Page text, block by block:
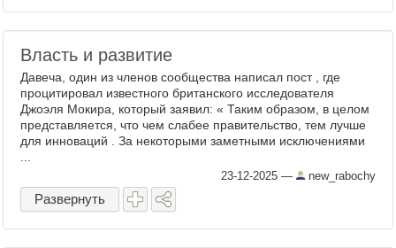
Власть и развитие
Давеча, один из членов сообщества написал пост , где
процитировал известного британского исследователя
Джоэля Мокира, который заявил: « Таким образом, в целом
представляется, что чем слабее правительство, тем лучше
для инноваций . За некоторыми заметными исключениями
23-12-2025 — new_rabochy
Развернуть